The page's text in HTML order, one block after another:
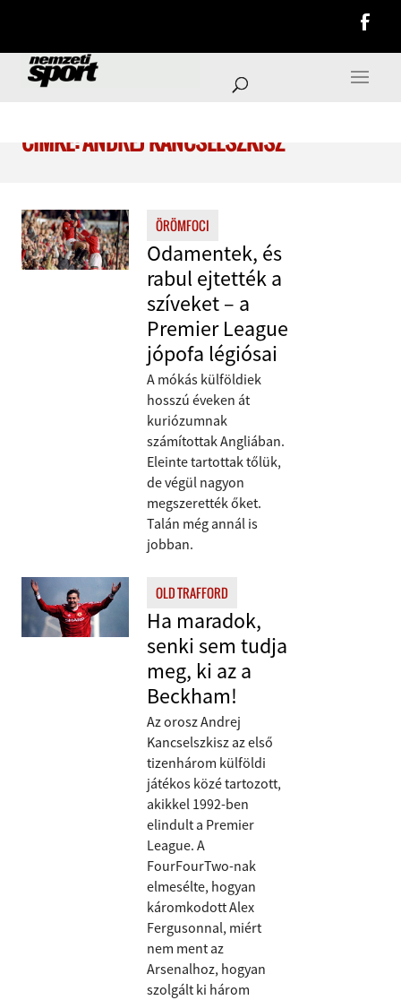
CÍMKE: ANDREJ KANCSELSZKISZ
ÖRÖMFOCI
Odamentek, és
rabul ejtették a
szíveket – a
Premier League
jópofa légiósai
A mókás külföldiek
hosszú éveken át
kuriózumnak
számítottak Angliában.
Eleinte tartottak tőlük,
de végül nagyon
megszerették őket.
Talán még annál is
jobban.
OLD TRAFFORD
Ha maradok,
senki sem tudja
meg, ki az a
Beckham!
Az orosz Andrej
Kancselszkisz az első
tizenhárom külföldi
játékos közé tartozott,
akikkel 1992-ben
elindult a Premier
League. A
FourFourTwo-nak
elmesélte, hogyan
káromkodott Alex
Fergusonnal, miért
nem ment az
Arsenalhoz, hogyan
szolgált ki három